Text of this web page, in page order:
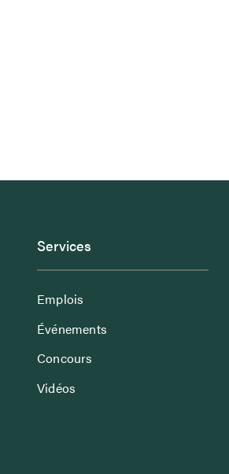
Services
Emplois
Événements
Concours
Vidéos